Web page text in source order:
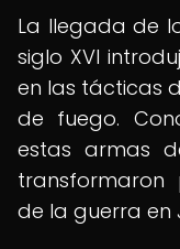
La llegada de
siglo XVI
en las tácticas
de fuego.
estas armas
de la guerra en